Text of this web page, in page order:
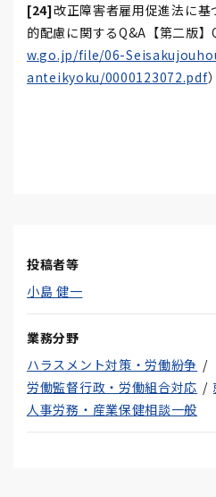
[24]改正障害者雇用促進法に
的配慮に関するQ&A【第二版
w.go.jp/file/06-
anteikyoku/0000123072.pdf）
投稿者等
小島 健一
業務分野
ハラスメント対策・労働紛争
労働監督行政・労働組合対応
人事労務・産業保健相談一般